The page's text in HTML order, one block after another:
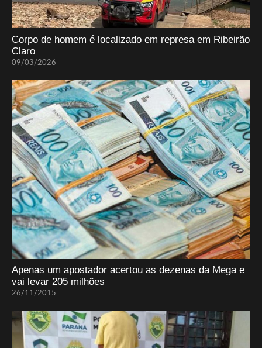
Corpo de homem é localizado em represa em Ribeirão
Claro
09/03/2026
Apenas um apostador acertou as dezenas da Mega e
vai levar 205 milhões
26/11/2015